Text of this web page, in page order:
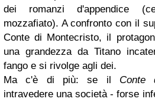
dei romanzi d'appendice
mozzafiato). A confronto con il
Conte di Montecristo, il
una grandezza da Titano
fango e si rivolge agli dei.
Ma c'è di più: se il Conte
intravedere una società - forse